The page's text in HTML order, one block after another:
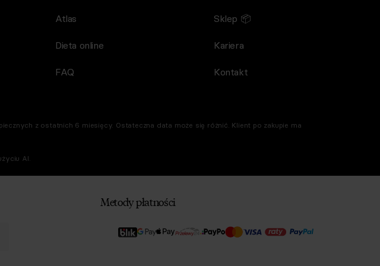
Atlas
Dieta online
FAQ
Sklep 📦
Kariera
Kontakt
z ostatnich 6 miesięcy. Ostateczna data może się różnić. Klient po zakupie ma
AI.
Metody płatności